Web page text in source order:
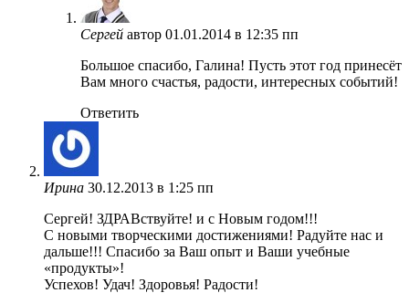
Сергей автор 01.01.2014 в 12:35 пп
Большое спасибо, Галина! Пусть этот год принесёт
Вам много счастья, радости, интересных событий!
Ответить
Ирина 30.12.2013 в 1:25 пп
Сергей! ЗДРАВствуйте! и с Новым годом!!!
С новыми творческими достижениями! Радуйте нас и
дальше!!! Спасибо за Ваш опыт и Ваши учебные
«продукты»!
Успехов! Удач! Здоровья! Радости!